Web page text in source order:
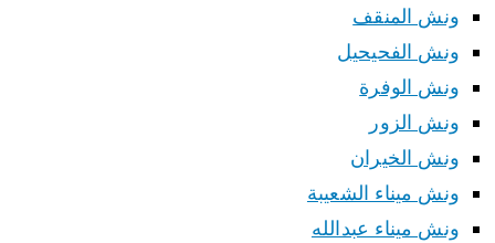
ونش المنقف
ونش الفحيحيل
ونش الوفرة
ونش الزور
ونش الخيران
ونش ميناء الشعيبة
ونش ميناء عبدالله